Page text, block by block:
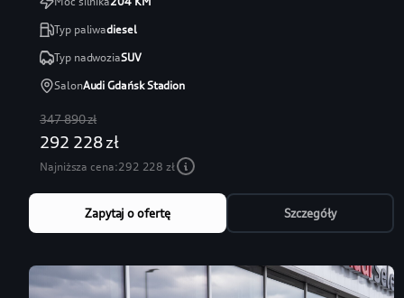
Typ paliwadiesel
Typ nadwoziaSUV
SalonAudi Gdańsk Stadion
347 890 zł
292 228 zł
Najniższa cena:292 228 zł
Zapytaj o ofertę Szczegóły